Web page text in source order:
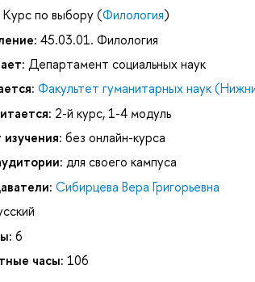
Курс по выбору (Филология)
45.03.01. Филология
Департамент социальных наук
Факультет гуманитарных наук
2-й курс, 1-4 модуль
без онлайн-курса
для своего кампуса
Сибирцева Вера Григорьевна
6
часы: 106